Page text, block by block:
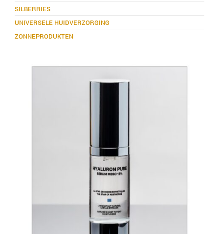
SILBERRIES
UNIVERSELE HUIDVERZORGING
ZONNEPRODUKTEN